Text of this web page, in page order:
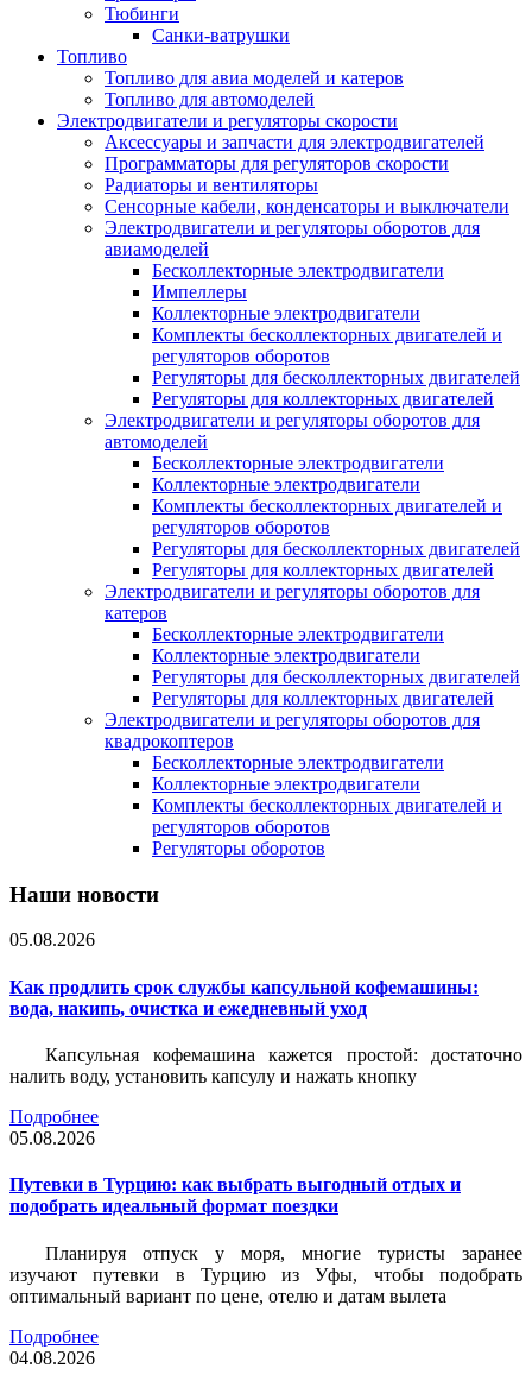
Тюбинги
Санки-ватрушки
Топливо
Топливо для авиа моделей и катеров
Топливо для автомоделей
Электродвигатели и регуляторы скорости
Аксессуары и запчасти для электродвигателей
Программаторы для регуляторов скорости
Радиаторы и вентиляторы
Сенсорные кабели, конденсаторы и выключатели
Электродвигатели и регуляторы оборотов для
авиамоделей
Бесколлекторные электродвигатели
Импеллеры
Коллекторные электродвигатели
Комплекты бесколлекторных двигателей и
регуляторов оборотов
Регуляторы для бесколлекторных двигателей
Регуляторы для коллекторных двигателей
Электродвигатели и регуляторы оборотов для
автомоделей
Бесколлекторные электродвигатели
Коллекторные электродвигатели
Комплекты бесколлекторных двигателей и
регуляторов оборотов
Регуляторы для бесколлекторных двигателей
Регуляторы для коллекторных двигателей
Электродвигатели и регуляторы оборотов для
катеров
Бесколлекторные электродвигатели
Коллекторные электродвигатели
Регуляторы для бесколлекторных двигателей
Регуляторы для коллекторных двигателей
Электродвигатели и регуляторы оборотов для
квадрокоптеров
Бесколлекторные электродвигатели
Коллекторные электродвигатели
Комплекты бесколлекторных двигателей и
регуляторов оборотов
Регуляторы оборотов
Наши новости
05.08.2026
Как продлить срок службы капсульной кофемашины:
вода, накипь, очистка и ежедневный уход
Капсульная кофемашина кажется простой: достаточно
налить воду, установить капсулу и нажать кнопку
Подробнее
05.08.2026
Путевки в Турцию: как выбрать выгодный отдых и
подобрать идеальный формат поездки
Планируя отпуск у моря, многие туристы заранее
изучают путевки в Турцию из Уфы, чтобы подобрать
оптимальный вариант по цене, отелю и датам вылета
Подробнее
04.08.2026